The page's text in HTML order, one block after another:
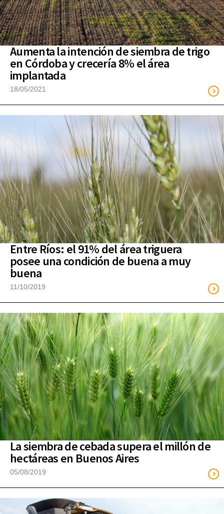
Aumenta la intención de siembra de trigo
en Córdoba y crecería 8% el área
implantada
18/05/2021
Entre Ríos: el 91% del área triguera
posee una condición de buena a muy
buena
11/10/2019
La siembra de cebada supera el millón de
hectáreas en Buenos Aires
05/08/2019